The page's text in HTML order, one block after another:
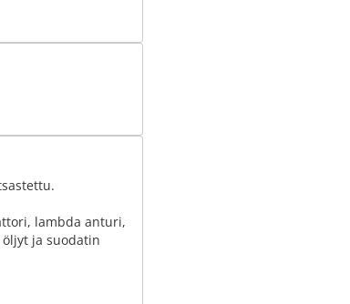
lambda anturi,
ja suodatin